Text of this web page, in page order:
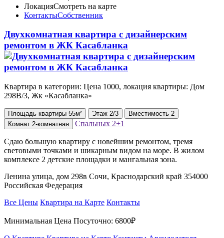
ЛокацияСмотреть на карте
КонтактыСобственник
Двухкомнатная квартира с дизайнерским
ремонтом в ЖК Касабланка
Квартира в категории: Цена 1000, локация квартиры: Дом
298В/3, Жк «Касабланка»
Площадь квартиры 55м² Этаж 2/3 Вместимость 2
Комнат 2-комнатная Спальных 2+1
Сдаю большую квартиру с новейшим ремонтом, тремя
световыми точками и шикарным видом на море. В жилом
комплексе 2 детские площадки и мангальная зона.
Ленина улица, дом 298в Сочи, Краснодарский край 354000
Российская Федерация
Все Цены Квартира на Карте Контакты
Минимальная Цена Посуточно: 6800₽